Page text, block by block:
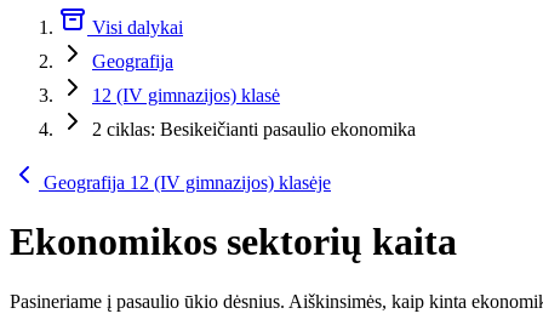
Visi dalykai
Geografija
12 (IV gimnazijos) klasė
2 ciklas: Besikeičianti pasaulio ekonomika
Geografija 12 (IV gimnazijos) klasėje
Ekonomikos sektorių kaita
Pasineriame į pasaulio ūkio dėsnius. Aiškinsimės, kaip kinta